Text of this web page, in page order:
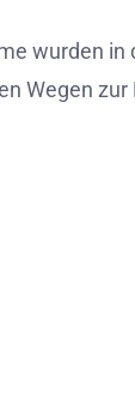
wurden in
Wegen zur